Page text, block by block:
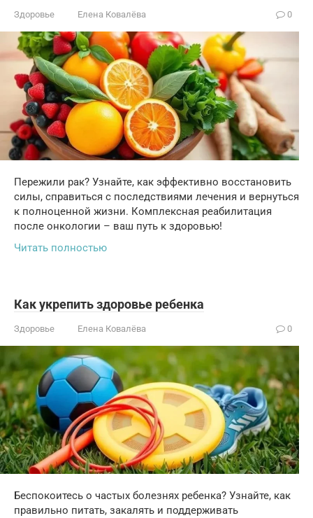
Здоровье Елена Ковалёва 0
Пережили рак? Узнайте, как эффективно восстановить
силы, справиться с последствиями лечения и вернуться
к полноценной жизни. Комплексная реабилитация
после онкологии – ваш путь к здоровью!
Читать полностью
Как укрепить здоровье ребенка
Здоровье Елена Ковалёва 0
Беспокоитесь о частых болезнях ребенка? Узнайте, как
правильно питать, закалять и поддерживать